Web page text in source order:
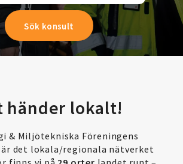
händer lokalt!
& Miljötekniska Föreningens
det lokala/regionala nätverket